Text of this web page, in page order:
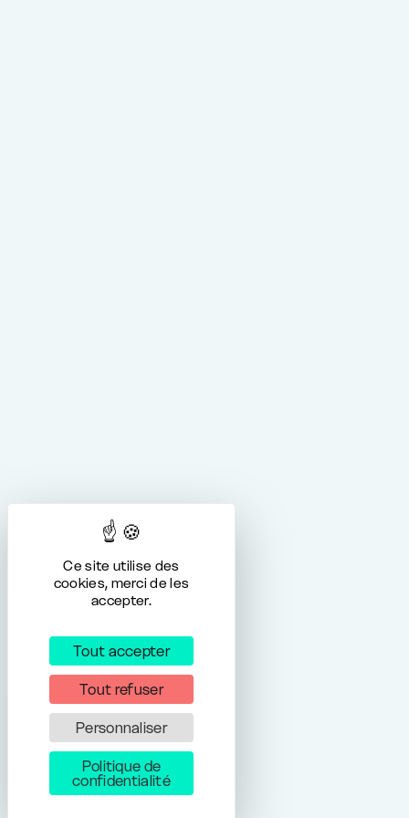
Ce site utilise des
cookies, merci de les
accepter.
Tout accepter
Tout refuser
Personnaliser
Politique de
confidentialité